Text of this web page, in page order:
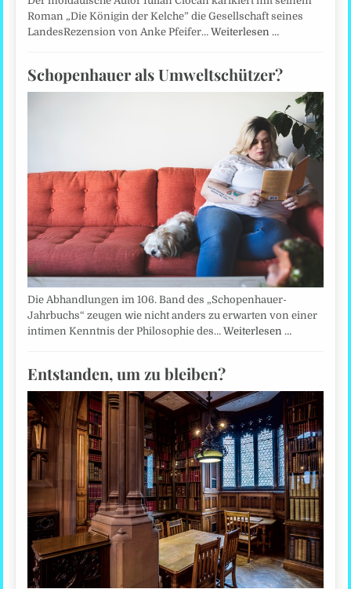
Roman „Die Königin der Kelche” die Gesellschaft seines
LandesRezension von Anke Pfeifer…Weiterlesen …
Schopenhauer als Umweltschützer?
Die Abhandlungen im 106. Band des „Schopenhauer-
Jahrbuchs“ zeugen wie nicht anders zu erwarten von einer
intimen Kenntnis der Philosophie des…Weiterlesen …
Entstanden, um zu bleiben?